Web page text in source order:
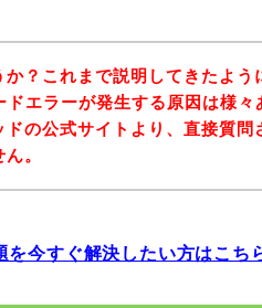
か？これまで説明してきたよう
エラーが発生する原因は様々
の公式サイトより、直接質問
。
今すぐ解決したい方はこち